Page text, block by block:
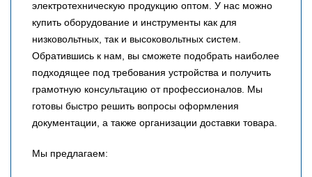
электротехническую продукцию оптом. У нас можно
купить оборудование и инструменты как для
низковольтных, так и высоковольтных систем.
Обратившись к нам, вы сможете подобрать наиболее
подходящее под требования устройства и получить
грамотную консультацию от профессионалов. Мы
готовы быстро решить вопросы оформления
документации, а также организации доставки товара.
Мы предлагаем: